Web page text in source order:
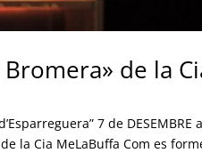
de la
7 de
la Cia MeLaBuffa Com es